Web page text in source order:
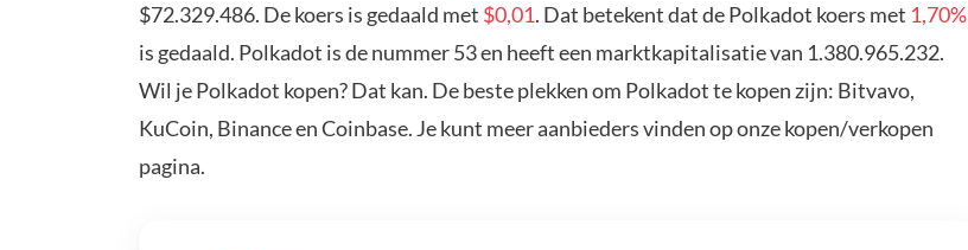
$72.329.486. De koers is gedaald met $0,01. Dat betekent dat de Polkadot koers met 1,70%
is gedaald. Polkadot is de nummer 53 en heeft een marktkapitalisatie van 1.380.965.232.
Wil je Polkadot kopen? Dat kan. De beste plekken om Polkadot te kopen zijn: Bitvavo,
KuCoin, Binance en Coinbase. Je kunt meer aanbieders vinden op onze kopen/verkopen
pagina.